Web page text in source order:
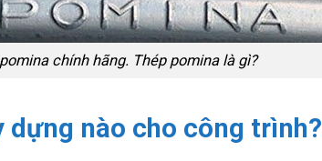
chính hãng. Thép pomina là gì?
dựng nào cho công trình?